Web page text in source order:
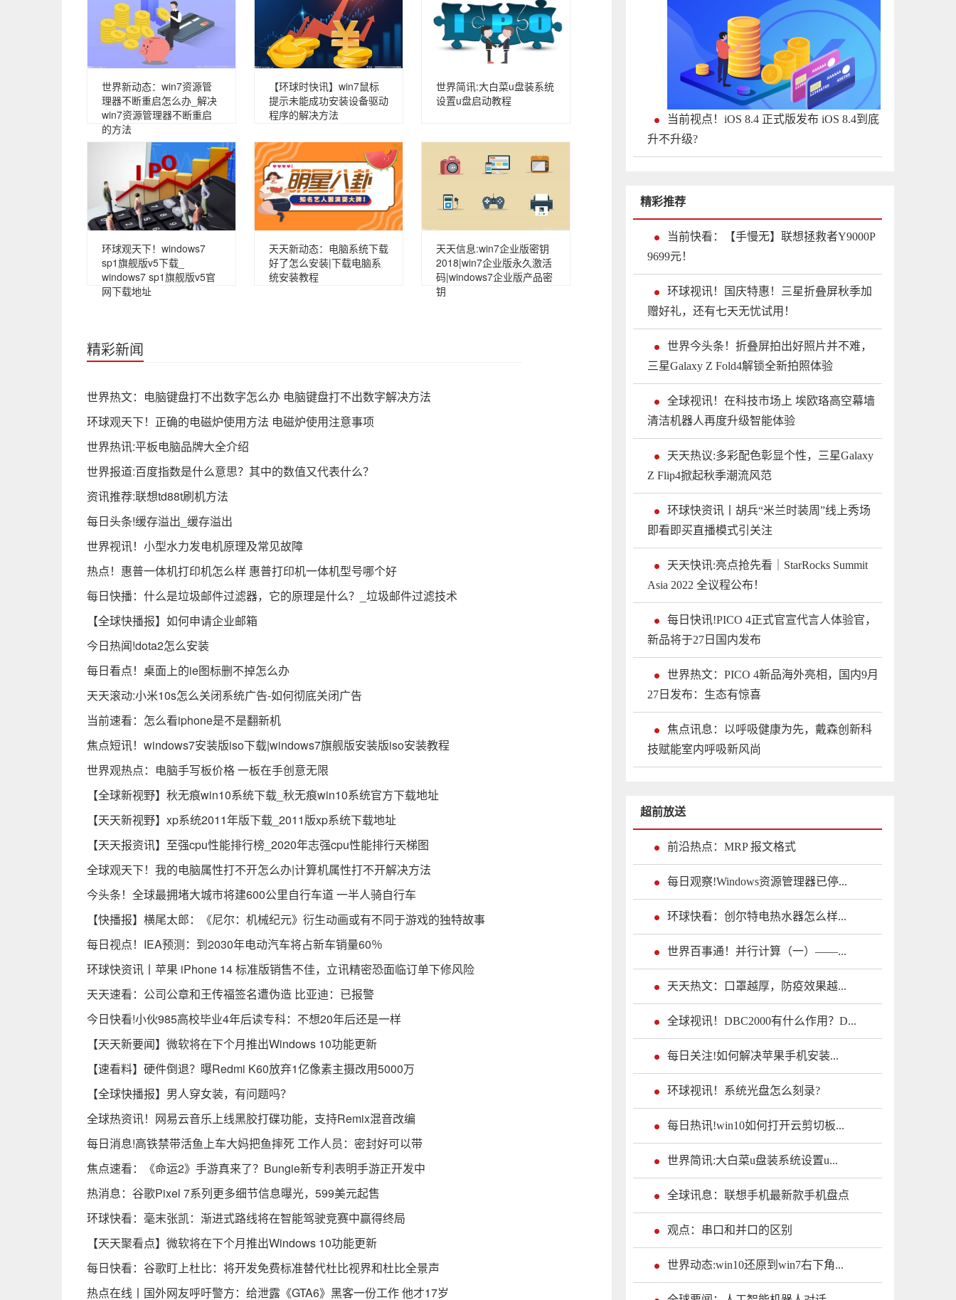
世界新动态：win7资源管
理器不断重启怎么办_解决
win7资源管理器不断重启
的方法
【环球时快讯】win7鼠标
提示未能成功安装设备驱动
程序的解决方法
世界简讯:大白菜u盘装系统
设置u盘启动教程
环球观天下！windows7
sp1旗舰版v5下载_
windows7 sp1旗舰版v5官
网下载地址
天天新动态：电脑系统下载
好了怎么安装|下载电脑系
统安装教程
天天信息:win7企业版密钥
2018|win7企业版永久激活
码|windows7企业版产品密
钥
精彩新闻
世界热文：电脑键盘打不出数字怎么办 电脑键盘打不出数字解决方法
环球观天下！正确的电磁炉使用方法 电磁炉使用注意事项
世界热讯:平板电脑品牌大全介绍
世界报道:百度指数是什么意思？其中的数值又代表什么？
资讯推荐:联想td88t刷机方法
每日头条!缓存溢出_缓存溢出
世界视讯！小型水力发电机原理及常见故障
热点！惠普一体机打印机怎么样 惠普打印机一体机型号哪个好
每日快播：什么是垃圾邮件过滤器，它的原理是什么？_垃圾邮件过滤技术
【全球快播报】如何申请企业邮箱
今日热闻!dota2怎么安装
每日看点！桌面上的ie图标删不掉怎么办
天天滚动:小米10s怎么关闭系统广告-如何彻底关闭广告
当前速看：怎么看iphone是不是翻新机
焦点短讯！windows7安装版iso下载|windows7旗舰版安装版iso安装教程
世界观热点：电脑手写板价格 一板在手创意无限
【全球新视野】秋无痕win10系统下载_秋无痕win10系统官方下载地址
【天天新视野】xp系统2011年版下载_2011版xp系统下载地址
【天天报资讯】至强cpu性能排行榜_2020年志强cpu性能排行天梯图
全球观天下！我的电脑属性打不开怎么办|计算机属性打不开解决方法
今头条！全球最拥堵大城市将建600公里自行车道 一半人骑自行车
【快播报】横尾太郎：《尼尔：机械纪元》衍生动画或有不同于游戏的独特故事
每日视点！IEA预测：到2030年电动汽车将占新车销量60％
环球快资讯丨苹果 iPhone 14 标准版销售不佳，立讯精密恐面临订单下修风险
天天速看：公司公章和王传福签名遭伪造 比亚迪：已报警
今日快看!小伙985高校毕业4年后读专科：不想20年后还是一样
【天天新要闻】微软将在下个月推出Windows 10功能更新
【速看料】硬件倒退？曝Redmi K60放弃1亿像素主摄改用5000万
【全球快播报】男人穿女装，有问题吗？
全球热资讯！网易云音乐上线黑胶打碟功能，支持Remix混音改编
每日消息!高铁禁带活鱼上车大妈把鱼摔死 工作人员：密封好可以带
焦点速看：《命运2》手游真来了？Bungie新专利表明手游正开发中
热消息：谷歌Pixel 7系列更多细节信息曝光，599美元起售
环球快看：毫末张凯：渐进式路线将在智能驾驶竞赛中赢得终局
【天天聚看点】微软将在下个月推出Windows 10功能更新
每日快看：谷歌盯上杜比：将开发免费标准替代杜比视界和杜比全景声
热点在线丨国外网友呼吁警方：给泄露《GTA6》黑客一份工作 他才17岁
当前视点！iOS 8.4 正式版发布 iOS 8.4到底
升不升级?
精彩推荐
当前快看：【手慢无】联想拯救者Y9000P
9699元！
环球视讯！国庆特惠！三星折叠屏秋季加
赠好礼，还有七天无忧试用！
世界今头条！折叠屏拍出好照片并不难，
三星Galaxy Z Fold4解锁全新拍照体验
全球视讯！在科技市场上 埃欧珞高空幕墙
清洁机器人再度升级智能体验
天天热议:多彩配色彰显个性，三星Galaxy
Z Flip4掀起秋季潮流风范
环球快资讯丨胡兵“米兰时装周”线上秀场
即看即买直播模式引关注
天天快讯:亮点抢先看｜StarRocks Summit
Asia 2022 全议程公布！
每日快讯!PICO 4正式官宣代言人体验官，
新品将于27日国内发布
世界热文：PICO 4新品海外亮相，国内9月
27日发布：生态有惊喜
焦点讯息：以呼吸健康为先，戴森创新科
技赋能室内呼吸新风尚
超前放送
前沿热点：MRP 报文格式
每日观察!Windows资源管理器已停...
环球快看：创尔特电热水器怎么样...
世界百事通！并行计算（一）——...
天天热文：口罩越厚，防疫效果越...
全球视讯！DBC2000有什么作用？D...
每日关注!如何解决苹果手机安装...
环球视讯！系统光盘怎么刻录?
每日热讯!win10如何打开云剪切板...
世界简讯:大白菜u盘装系统设置u...
全球讯息：联想手机最新款手机盘点
观点：串口和并口的区别
世界动态:win10还原到win7右下角...